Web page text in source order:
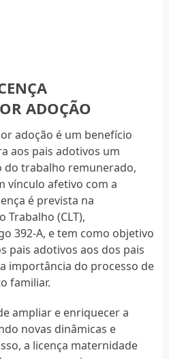
ADOÇÃO
adoção é um benefício
aos pais adotivos um
trabalho remunerado,
vínculo afetivo com a
é prevista na
Trabalho (CLT),
392-A, e tem como objetivo
pais adotivos aos dos pais
importância do processo de
familiar.
ampliar e enriquecer a
novas dinâmicas e
a licença maternidade